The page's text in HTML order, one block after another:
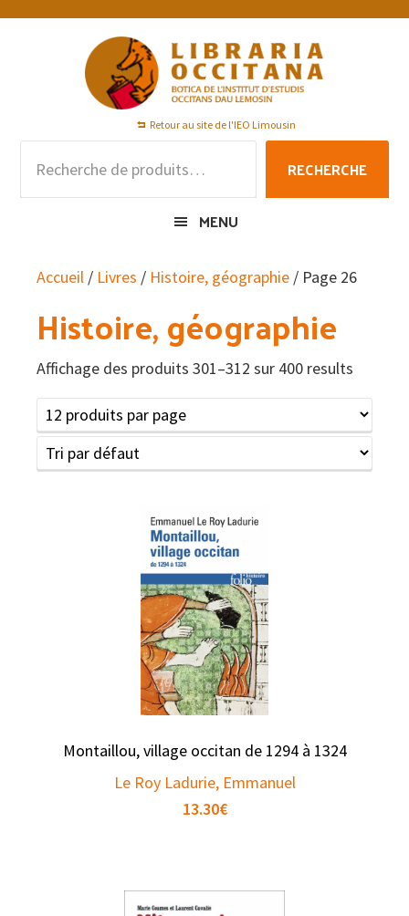
Passer
Passer
Passer
Retour au site de l'IEO Limousin
pour :
RECHERCHE
MENU
Accueil / Livres / Histoire, géographie / Page 26
Histoire, géographie
Affichage des produits 301–312 sur 400 results
Montaillou, village occitan de 1294 à 1324
Le Roy Ladurie, Emmanuel
13.30€